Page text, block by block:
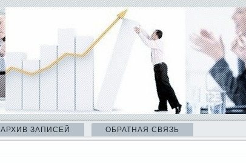
АРХИВ ЗАПИСЕЙ ОБРАТНАЯ СВЯЗЬ